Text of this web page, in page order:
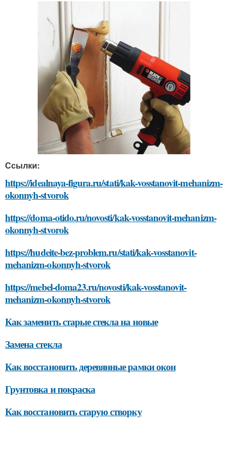
Ссылки:
https://idealnaya-figura.ru/stati/kak-vosstanovit-mehanizm-
okonnyh-stvorok
https://doma-otido.ru/novosti/kak-vosstanovit-mehanizm-
okonnyh-stvorok
https://hudeite-bez-problem.ru/stati/kak-vosstanovit-
mehanizm-okonnyh-stvorok
https://mebel-doma23.ru/novosti/kak-vosstanovit-
mehanizm-okonnyh-stvorok
Как заменить старые стекла на новые
Замена стекла
Как восстановить деревянные рамки окон
Грунтовка и покраска
Как восстановить старую створку